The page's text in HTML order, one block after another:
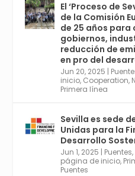
Avata
r
Sevilla World
21 May 2024
Conoce a
que ha sido
la tecnología BIM
industrializar la
construcción. Ver
internacional en
@juanluispavon1
https://
2 6
El ‘Proceso de
de la Comisión
de 25 años
gobiernos,
reducción de
en pro del
Jun 20, 2025 |
inicio, Cooperation,
Primera línea
Sevilla es sede
Unidas para la
Desarrollo
Jun 1, 2025 | Puentes,
página de inicio,
Puentes